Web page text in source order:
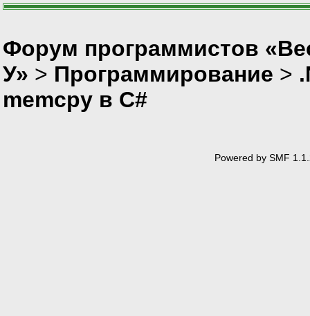
Форум программистов
У» > Программирование >
memcpy в C#
Powered by SMF